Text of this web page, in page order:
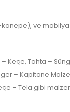
ve
Keçe, Tahta –
– Kapitone
– Tela gibi